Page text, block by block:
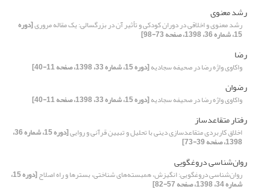
رشد معنوی
رشد معنوی و اخلاقی در دوران کودکی و تأثیر آن در بزرگسالی: یک مقاله مروری[دوره
15، شماره 36، 1398، صفحه 73-98]
رضا
واکاوی واژه رضا در صحیفه سجادیه[دوره 15، شماره 33، 1398، صفحه 11-40]
رضوان
واکاوی واژه رضا در صحیفه سجادیه[دوره 15، شماره 33، 1398، صفحه 11-40]
رفتار متقاعدساز
اخلاق کاربردی متقاعدسازی دینی با تحلیل و تبیین قرآنی و روایی [دوره 15، شماره 36،
1398، صفحه 39-73]
روان‌شناسی دروغگویی
روان‌شناسی دروغگویی: انگیزش، همبسته‌های شناختی، بسترها و راه اصلاح [دوره 15،
شماره 34، 1398، صفحه 57-82]